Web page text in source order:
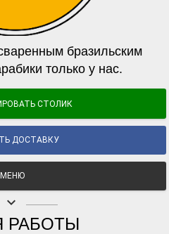
бразильским
только у нас.
СТОЛИК
ДОСТАВКУ
МЕНЮ
keyboard_arrow_down
РАБОТЫ